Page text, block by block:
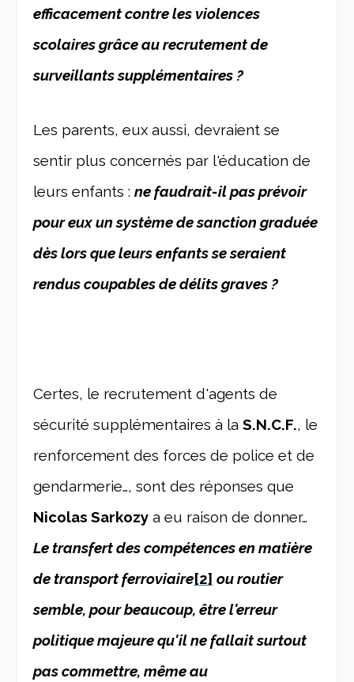
efficacement contre les violences
scolaires grâce au recrutement de
surveillants supplémentaires ?
Les parents, eux aussi, devraient se
sentir plus concernés par l'éducation de
leurs enfants :ne faudrait-il pas prévoir
pour eux un système de sanction graduée
dès lors que leurs enfants se seraient
rendus coupables de délits graves ?
Certes, le recrutement d'agents de
sécurité supplémentaires à laS.N.C.F., le
renforcement des forces de police et de
gendarmerie…, sont des réponses que
Nicolas Sarkozy a eu raison de donner…
Le transfert des compétences en matière
de transport ferroviaire[2] ou routier
semble, pour beaucoup, être l'erreur
politique majeure qu'il ne fallait surtout
pas commettre, même au